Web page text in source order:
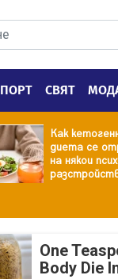
СВЯТ
Как
диета се
на някои
One
Body Die